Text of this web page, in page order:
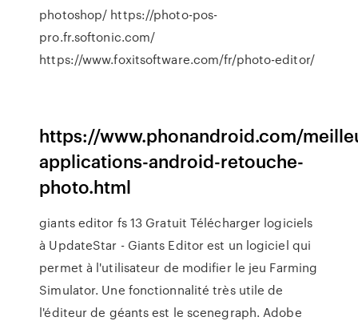
photoshop/ https://photo-pos-
pro.fr.softonic.com/
https://www.foxitsoftware.com/fr/photo-editor/
https://www.phonandroid.com/
applications-android-retouche-
photo.html
giants editor fs 13 Gratuit Télécharger logiciels
à UpdateStar - Giants Editor est un logiciel qui
permet à l'utilisateur de modifier le jeu Farming
Simulator. Une fonctionnalité très utile de
l'éditeur de géants est le scenegraph.Adobe